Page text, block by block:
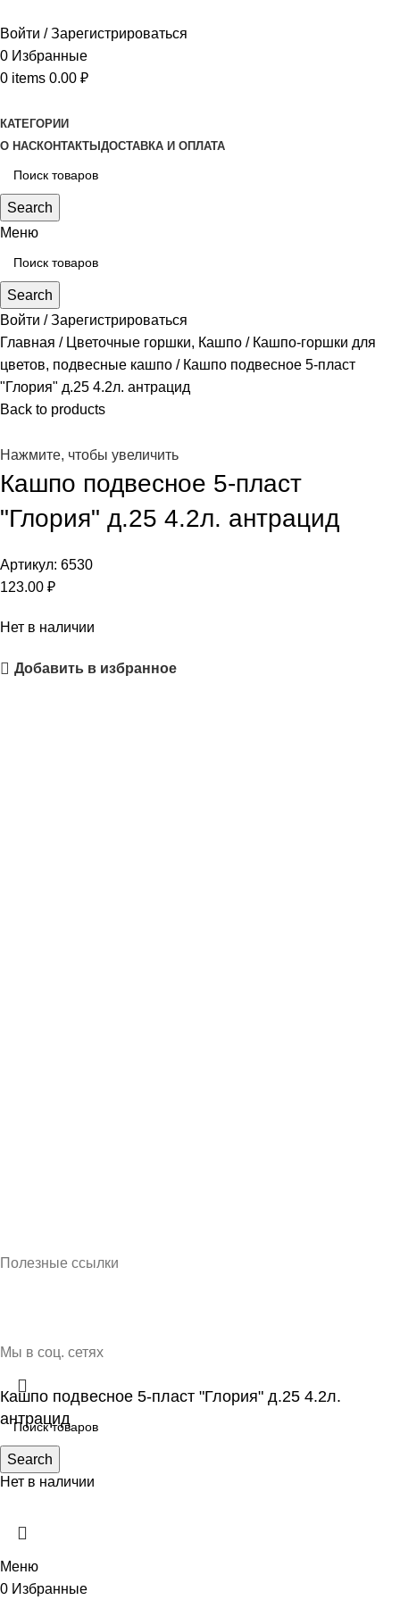
Войти / Зарегистрироваться
0 Избранные
0 items 0.00 ₽
КАТЕГОРИИ
О НАСКОНТАКТЫ ДОСТАВКА И ОПЛАТА
Search
Меню
Search
Войти / Зарегистрироваться
Главная
Цветочные горшки, Кашпо
Кашпо-горшки для
цветов, подвесные кашпо
Кашпо подвесное 5-пласт
"Глория" д.25 4.2л. антрацид
Back to products
Нажмите, чтобы увеличить
Кашпо подвесное 5-пласт
"Глория" д.25 4.2л. антрацид
Артикул: 6530
123.00 ₽
Нет в наличии
Добавить в избранное
Полезные ссылки
Мы в соц. сетях
Search
Кашпо подвесное 5-пласт "Глория" д.25 4.2л.
антрацид
123.00₽
Нет в наличии
Меню
0 Избранные